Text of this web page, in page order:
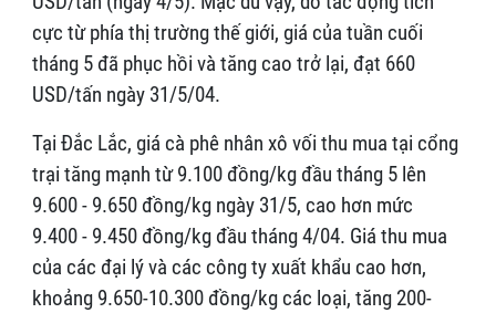
cực từ phía thị trường thế giới, giá của tuần cuối
tháng 5 đã phục hồi và tăng cao trở lại, đạt 660
USD/tấn ngày 31/5/04.
Tại Đắc Lắc, giá cà phê nhân xô vối thu mua tại cổng
trại tăng mạnh từ 9.100 đồng/kg đầu tháng 5 lên
9.600 - 9.650 đồng/kg ngày 31/5, cao hơn mức
9.400 - 9.450 đồng/kg đầu tháng 4/04. Giá thu mua
của các đại lý và các công ty xuất khẩu cao hơn,
khoảng 9.650-10.300 đồng/kg các loại, tăng 200-